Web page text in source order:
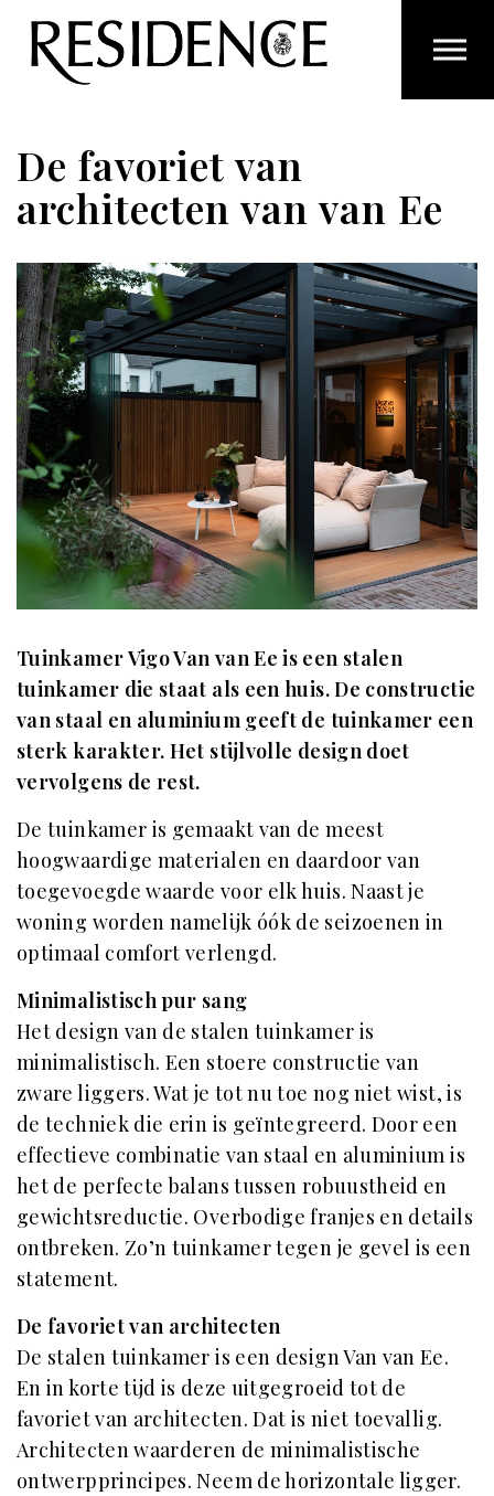
Overslaan en ga direct naar de inhoud
De favoriet van
architecten van van Ee
Tuinkamer Vigo Van van Ee is een stalen
tuinkamer die staat als een huis. De constructie
van staal en aluminium geeft de tuinkamer een
sterk karakter. Het stijlvolle design doet
vervolgens de rest.
De tuinkamer is gemaakt van de meest
hoogwaardige materialen en daardoor van
toegevoegde waarde voor elk huis. Naast je
woning worden namelijk óók de seizoenen in
optimaal comfort verlengd.
Minimalistisch pur sang
Het design van de stalen tuinkamer is
minimalistisch. Een stoere constructie van
zware liggers. Wat je tot nu toe nog niet wist, is
de techniek die erin is geïntegreerd. Door een
effectieve combinatie van staal en aluminium is
het de perfecte balans tussen robuustheid en
gewichtsreductie. Overbodige franjes en details
ontbreken. Zo’n tuinkamer tegen je gevel is een
statement.
De favoriet van architecten
De stalen tuinkamer is een design Van van Ee.
En in korte tijd is deze uitgegroeid tot de
favoriet van architecten. Dat is niet toevallig.
Architecten waarderen de minimalistische
ontwerpprincipes. Neem de horizontale ligger.